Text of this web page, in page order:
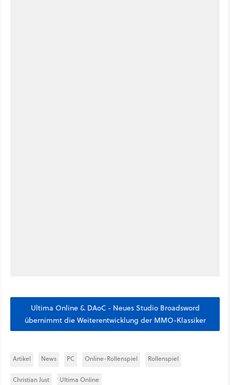
Ultima Online & DAoC - Neues Studio Broadsword
übernimmt die Weiterentwicklung der MMO-Klassiker
Artikel News PC Online-Rollenspiel Rollenspiel
Christian Just Ultima Online